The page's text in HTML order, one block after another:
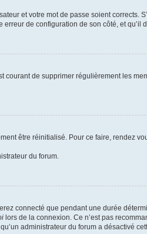
et votre mot de passe soient corrects.
de configuration de son côté, et qu’il
courant de supprimer régulièrement les
être réinitialisé. Pour ce faire, rendez
du forum.
connecté que pendant une durée
lors de la connexion. Ce n’est pas
administrateur du forum a désactivé